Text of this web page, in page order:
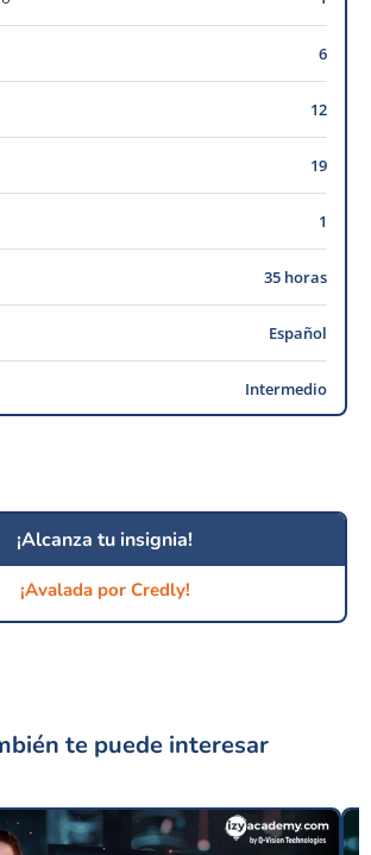
6
12
19
1
35 horas
Español
Intermedio
¡Alcanza tu insignia!
¡Avalada por Credly!
te puede interesar